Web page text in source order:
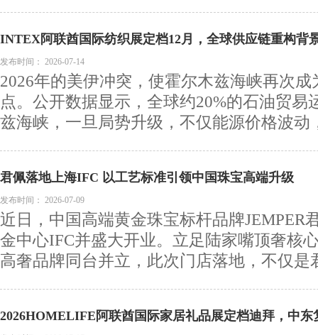
INTEX阿联酋国际纺织展定档12月，全球供应链重构背
遇
发布时间： 2026-07-14
2026年的美伊冲突，使霍尔木兹海峡再次
点。公开数据显示，全球约20%的石油贸易
兹海峡，一旦局势升级，不仅能源价格波动
君佩落地上海IFC 以工艺标准引领中国珠宝高端升级
发布时间： 2026-07-09
近日，中国高端黄金珠宝标杆品牌JEMPER
金中心IFC并盛大开业。立足陆家嘴顶奢核
高奢品牌同台并立，此次门店落地，不仅是
2026HOMELIFE阿联酋国际家居礼品展定档迪拜，中